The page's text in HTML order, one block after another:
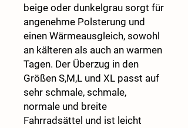
beige oder dunkelgrau sorgt für
angenehme Polsterung und
einen Wärmeausgleich, sowohl
an kälteren als auch an warmen
Tagen. Der Überzug in den
Größen S,M,L und XL passt auf
sehr schmale, schmale,
normale und breite
Fahrradsättel und ist leicht